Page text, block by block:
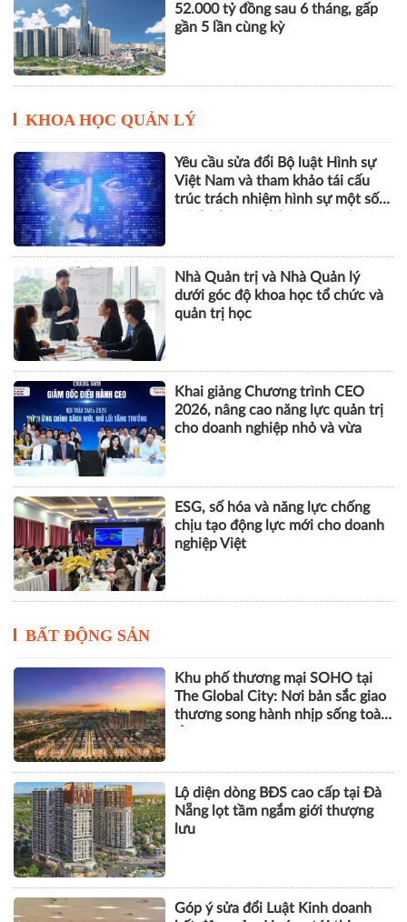
52.000 tỷ đồng sau 6 tháng, gấp
gần 5 lần cùng kỳ
KHOA HỌC QUẢN LÝ
Yêu cầu sửa đổi Bộ luật Hình sự
Việt Nam và tham khảo tái cấu
trúc trách nhiệm hình sự một số
Nhà Quản trị và Nhà Quản lý
dưới góc độ khoa học tổ chức và
quản trị học
Khai giảng Chương trình CEO
2026, nâng cao năng lực quản trị
cho doanh nghiệp nhỏ và vừa
ESG, số hóa và năng lực chống
chịu tạo động lực mới cho doanh
nghiệp Việt
BẤT ĐỘNG SẢN
Khu phố thương mại SOHO tại
The Global City: Nơi bản sắc giao
thương song hành nhịp sống toàn
Lộ diện dòng BĐS cao cấp tại Đà
Nẵng lọt tầm ngắm giới thượng
lưu
Góp ý sửa đổi Luật Kinh doanh